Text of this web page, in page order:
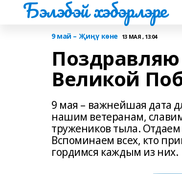
Бэлэбэй хэбэрлэре
9 май – Җиңү көне 13 МАЯ , 13:04
Великой
9 мая – важнейшая дата
нашим ветеранам,
тружеников тыла.
Вспоминаем всех, кто
гордимся каждым из них.